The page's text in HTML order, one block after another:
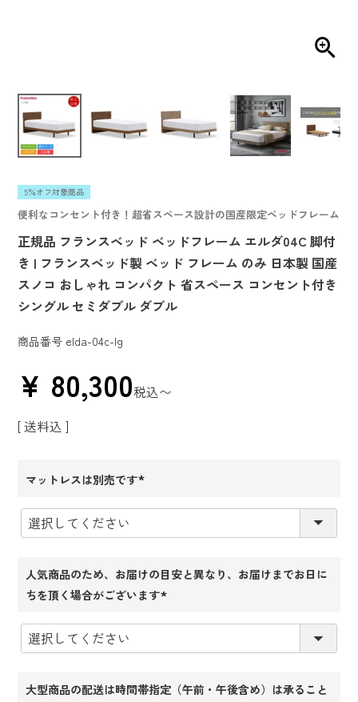
5％オフ対象商品
便利なコンセント付き！超省スペース設計の国産限定ベッドフレーム
正規品 フランスベッド ベッドフレーム エルダ04C 脚付
き | フランスベッド製 ベッド フレーム のみ 日本製 国産
スノコ おしゃれ コンパクト 省スペース コンセント付き
シングル セミダブル ダブル
商品番号 elda-04c-lg
¥ 80,300税込〜
送料込
マットレスは別売です
人気商品のため、お届けの目安と異なり、お届けまでお日に
ちを頂く場合がございます
大型商品の配送は時間帯指定（午前・午後含め）は承ること